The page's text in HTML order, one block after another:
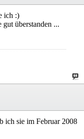
ich :)
gut überstanden ...
ich sie im Februar 2008